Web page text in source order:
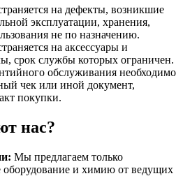
на дефекты, возникшие
эксплуатации, хранения,
не по назначению.
на аксессуары и
срок службы которых ограничен.
обслуживания необходимо
чек или иной документ,
покупки.
нас?
Мы предлагаем только
оборудование и химию от ведущих